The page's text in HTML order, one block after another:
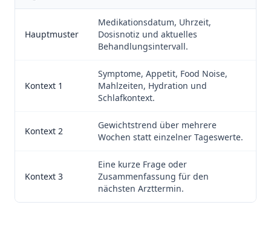
Hauptmuster
Medikationsdatum, Uhrzeit,
Dosisnotiz und aktuelles
Behandlungsintervall.
Kontext 1
Symptome, Appetit, Food Noise,
Mahlzeiten, Hydration und
Schlafkontext.
Kontext 2
Gewichtstrend über mehrere
Wochen statt einzelner Tageswerte.
Kontext 3
Eine kurze Frage oder
Zusammenfassung für den
nächsten Arzttermin.